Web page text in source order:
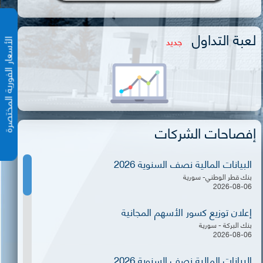
الأسعار لعبة التداول جديد
إفصاحات الشركات
البيانات المالية نصف السنوية 2026
بنك قطر الوطني- سورية
2026-08-06
إعلان توزيع كسور الأسهم المجانية
بنك البركة - سورية
2026-08-06